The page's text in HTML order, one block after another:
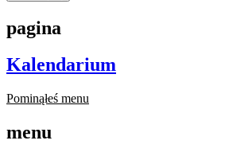
pagina
Kalendarium
Pominąłeś menu
menu